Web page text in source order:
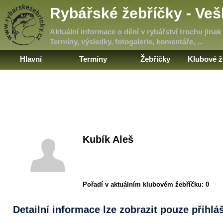
Rybářské žebříčky -
Aktuální informace o dění v rybářství trochu jinak
Termíny, výsledky, fotogalerie, komentáře, ...
Hlavní Termíny Žebříčky Klubové
Kubík Aleš
Pořadí v aktuálním klubovém žebříčku:0
Detailní informace lze zobrazit pouze